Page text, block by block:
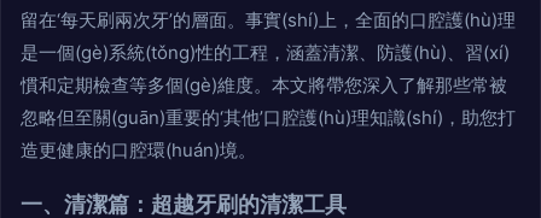
留在‘每天刷兩次牙’的層面。事實(shí)上，全面的口腔護(hù)理
是一個(gè)系統(tǒng)性的工程，涵蓋清潔、防護(hù)、習(xí)
慣和定期檢查等多個(gè)維度。本文將帶您深入了解那些常被
忽略但至關(guān)重要的‘其他’口腔護(hù)理知識(shí)，助您打
造更健康的口腔環(huán)境。
一、清潔篇：超越牙刷的清潔工具